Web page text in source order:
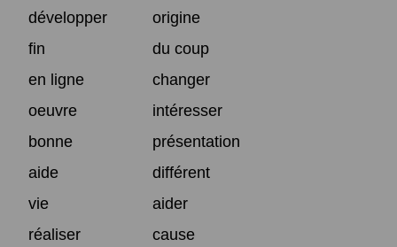
développer
origine
fin
du coup
en ligne
changer
oeuvre
intéresser
bonne
présentation
aide
différent
vie
aider
réaliser
cause